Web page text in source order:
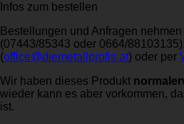
Infos zum bestellen
Bestellungen und Anfragen
(07443/85343 oder 0664/
(office@diemetallprofis.at) oder per
Wir haben dieses Produkt
wieder kann es aber vorkommen,
ist.